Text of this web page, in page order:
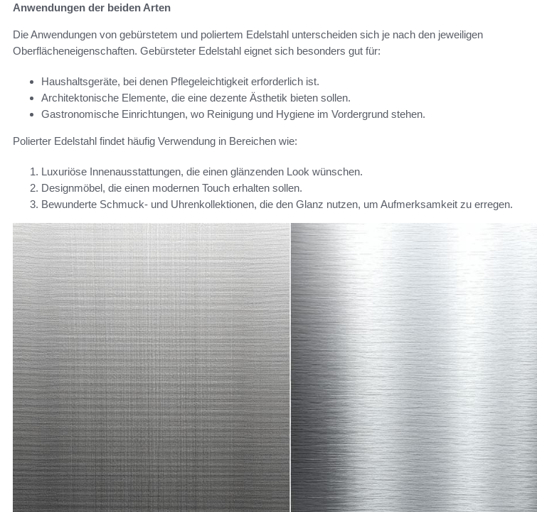
Anwendungen der beiden Arten
Die Anwendungen von gebürstetem und poliertem Edelstahl unterscheiden sich je nach den jeweiligen
Oberflächeneigenschaften. Gebürsteter Edelstahl eignet sich besonders gut für:
Haushaltsgeräte, bei denen Pflegeleichtigkeit erforderlich ist.
Architektonische Elemente, die eine dezente Ästhetik bieten sollen.
Gastronomische Einrichtungen, wo Reinigung und Hygiene im Vordergrund stehen.
Polierter Edelstahl findet häufig Verwendung in Bereichen wie:
Luxuriöse Innenausstattungen, die einen glänzenden Look wünschen.
Designmöbel, die einen modernen Touch erhalten sollen.
Bewunderte Schmuck- und Uhrenkollektionen, die den Glanz nutzen, um Aufmerksamkeit zu erregen.